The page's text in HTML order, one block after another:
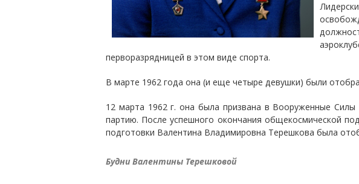
перворазрядницей в этом виде спорта.
В марте 1962 года она (и еще четыре девушки) были
12 марта 1962 г. она была призвана в Вооруженные
партию. После успешного окончания общекосмической
подготовки Валентина Владимировна Терешкова была
Будни Валентины Терешковой